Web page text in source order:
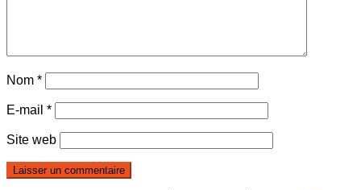
Nom *
E-mail *
Site web